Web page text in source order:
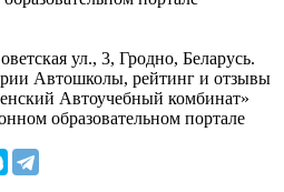
ул., 3, Гродно, Беларусь.
Автошколы, рейтинг и отзывы
Автоучебный комбинат»
образовательном портале